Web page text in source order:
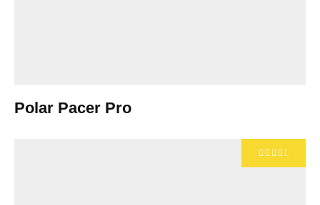
Polar Pacer Pro